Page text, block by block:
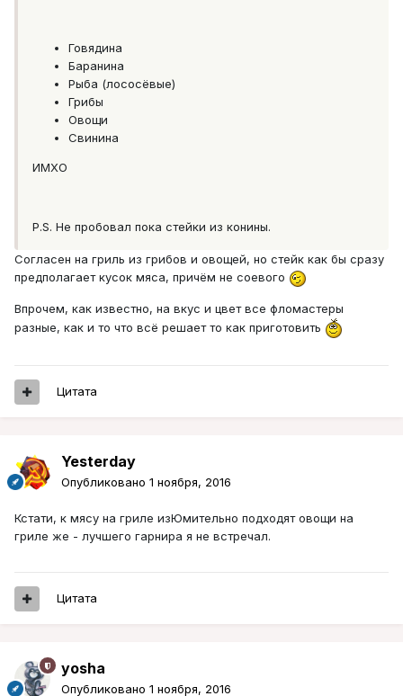
Говядина
Баранина
Рыба (лососёвые)
Грибы
Овощи
Свинина
ИМХО
P.S. Не пробовал пока стейки из конины.
Согласен на гриль из грибов и овощей, но стейк как бы сразу
предполагает кусок мяса, причём не соевого
Впрочем, как известно, на вкус и цвет все фломастеры
разные, как и то что всё решает то как приготовить
Цитата
Yesterday
Опубликовано 1 ноября, 2016
Кстати, к мясу на гриле изЮмительно подходят овощи на
гриле же - лучшего гарнира я не встречал.
Цитата
yosha
Опубликовано 1 ноября, 2016